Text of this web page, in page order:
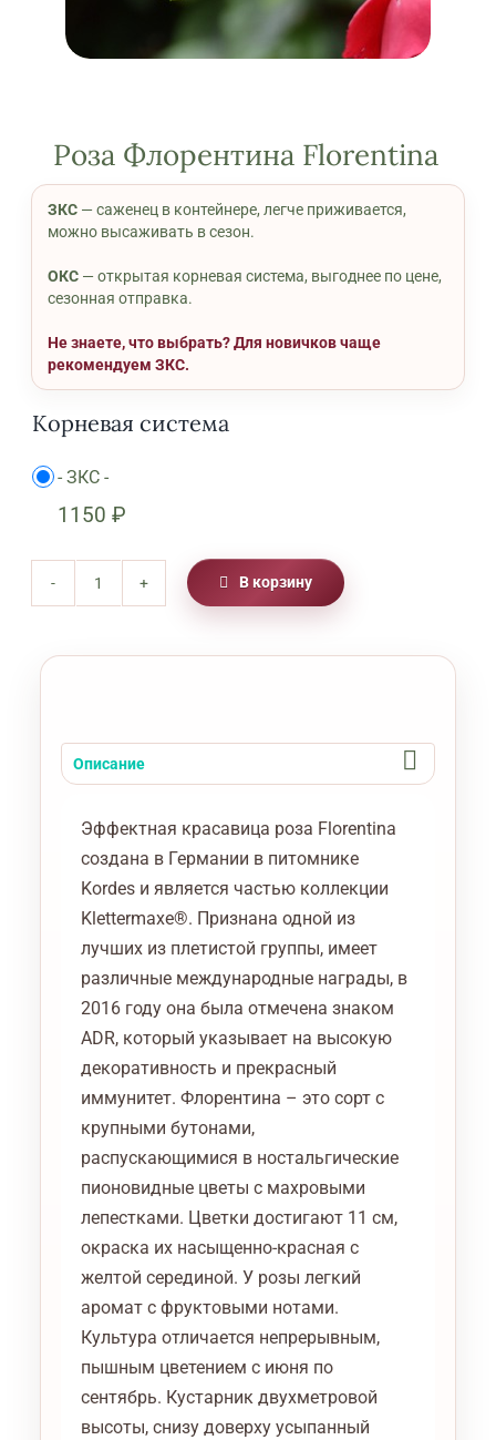
Роза Флорентина Florentina
ЗКС — саженец в контейнере, легче приживается,
можно высаживать в сезон.
ОКС — открытая корневая система, выгоднее по цене,
сезонная отправка.
Не знаете, что выбрать? Для новичков чаще
рекомендуем ЗКС.
Корневая система
- ЗКС -
1150 ₽
Количество
Роза
В корзину
Описание
Эффектная красавица роза Florentina
создана в Германии в питомнике
Kordes и является частью коллекции
Klettermaxe®. Признана одной из
лучших из плетистой группы, имеет
различные международные награды, в
2016 году она была отмечена знаком
ADR, который указывает на высокую
декоративность и прекрасный
иммунитет. Флорентина – это сорт с
крупными бутонами,
распускающимися в ностальгические
пионовидные цветы с махровыми
лепестками. Цветки достигают 11 см,
окраска их насыщенно-красная с
желтой серединой. У розы легкий
аромат с фруктовыми нотами.
Культура отличается непрерывным,
пышным цветением с июня по
сентябрь. Кустарник двухметровой
высоты, снизу доверху усыпанный